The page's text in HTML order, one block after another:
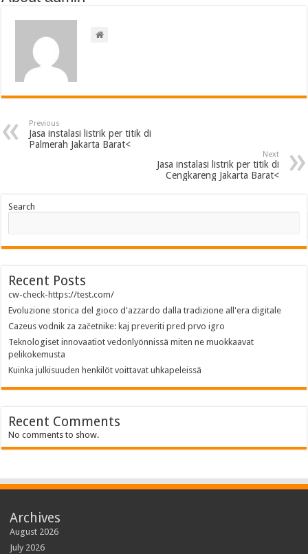
Previous
Jasa instalasi listrik per titik di
Palmerah Jakarta Barat<
Next
Jasa instalasi listrik per titik di
Cengkareng Jakarta Barat<
Search
Recent Posts
cw-check-https://test.com/
Evoluzione storica del gioco d'azzardo dalla tradizione all'era digitale
Cazeus vodnik za začetnike: kaj preveriti pred prvo igro
Teknologiset innovaatiot vedonlyönnissä miten ne muokkaavat
pelikokemusta
Kuinka julkisuuden henkilöt voittavat uhkapeleissä
Recent Comments
No comments to show.
Archives
August 2026
July 2026